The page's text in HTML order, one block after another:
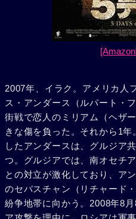
2007年、イラク。アメリカ人
ス・アンダース（ルパート・
街戦で恋人のミリアム（ヘザ
きな傷を負った。それから1
したアンダースは、グルジア
つ。グルジアでは、南オセチ
との対立が激化しており、ア
のセバスチャン（リチャード
紛争地帯に向かう。2008年8